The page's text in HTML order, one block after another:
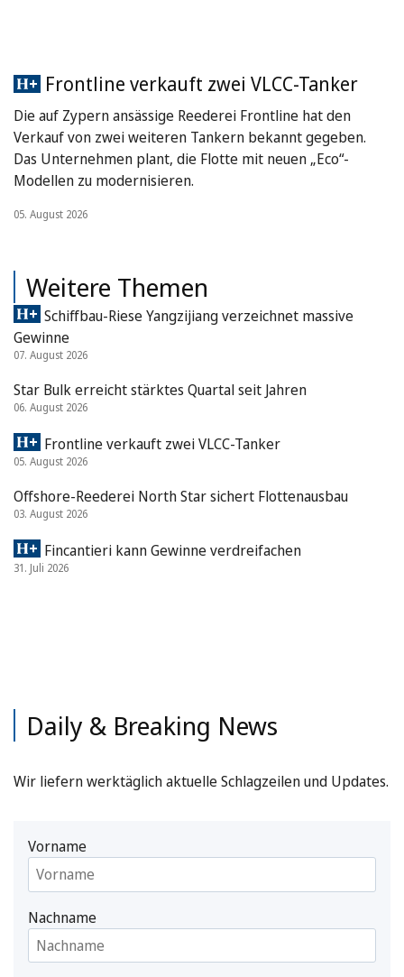
Frontline verkauft zwei VLCC-Tanker
Die auf Zypern ansässige Reederei Frontline hat den
Verkauf von zwei weiteren Tankern bekannt gegeben.
Das Unternehmen plant, die Flotte mit neuen „Eco“-
Modellen zu modernisieren.
05. August 2026
Weitere Themen
Schiffbau-Riese Yangzijiang verzeichnet massive
Gewinne
07. August 2026
Star Bulk erreicht stärktes Quartal seit Jahren
06. August 2026
Frontline verkauft zwei VLCC-Tanker
05. August 2026
Offshore-Reederei North Star sichert Flottenausbau
03. August 2026
Fincantieri kann Gewinne verdreifachen
31. Juli 2026
Daily & Breaking News
Wir liefern werktäglich aktuelle Schlagzeilen und Updates.
Vorname
Nachname